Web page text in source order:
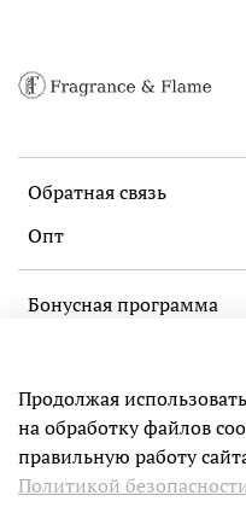
Обратная связь
Опт
Бонусная программа
Пользовательское
ИП Чечерин Максим Ильич
Продолжая
на обработку файлов
правильную работу
Политикой